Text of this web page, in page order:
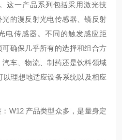
这一产品系列包括采用激光技
光的漫反射光电传感器、镜反射
电传感器。不同的触发感应距
确保几乎所有的选择和组合方
车、物流、制药还是饮料领域
以理想地适应设备系统以及相应
W12 产品类型众多，是量身定